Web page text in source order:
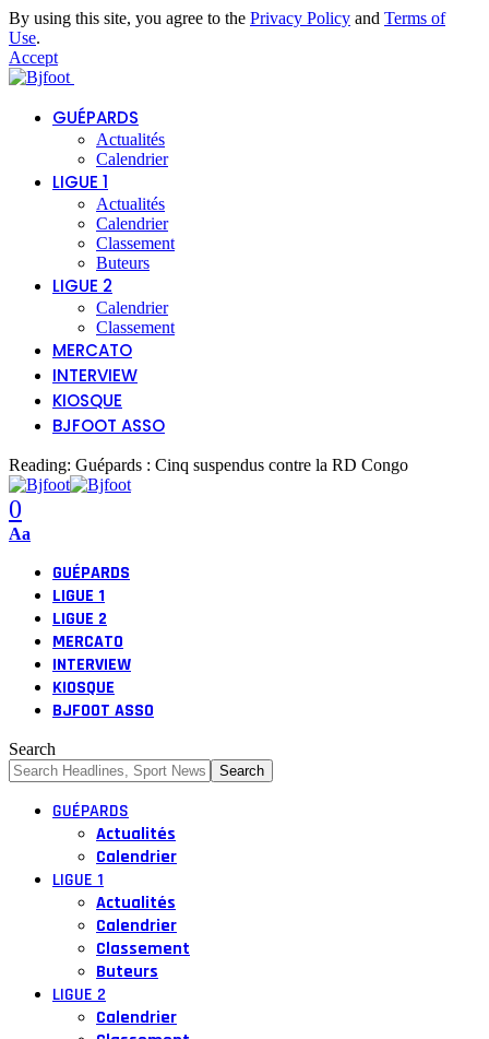
By using this site, you agree to the Privacy Policy and Terms of
Use.
Accept
GUÉPARDS
Actualités
Calendrier
LIGUE 1
Actualités
Calendrier
Classement
Buteurs
LIGUE 2
Calendrier
Classement
MERCATO
INTERVIEW
KIOSQUE
BJFOOT ASSO
Reading: Guépards : Cinq suspendus contre la RD Congo
0
Font
Aa
GUÉPARDS
LIGUE 1
LIGUE 2
MERCATO
INTERVIEW
KIOSQUE
BJFOOT ASSO
Search
GUÉPARDS
Actualités
Calendrier
LIGUE 1
Actualités
Calendrier
Classement
Buteurs
LIGUE 2
Calendrier